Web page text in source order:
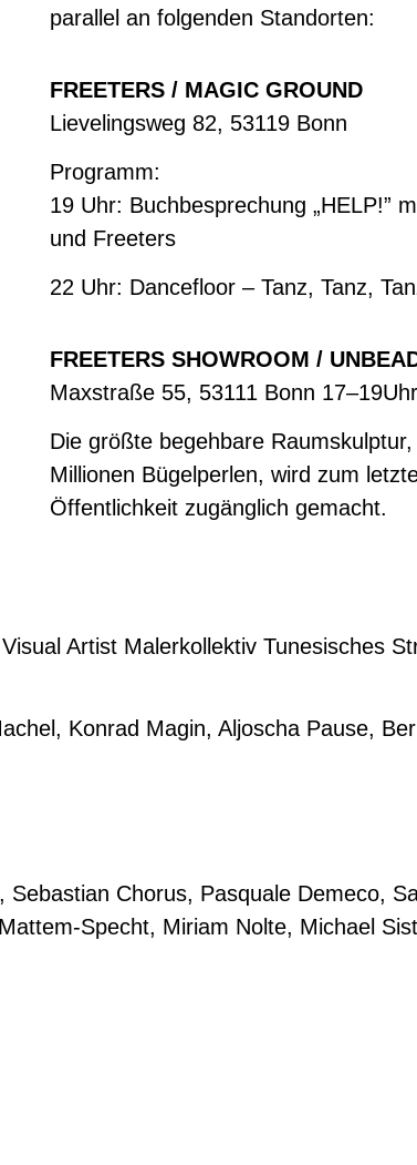
parallel an folgenden Standorten:
FREETERS / MAGIC GROUND
Lievelingsweg 82, 53119 Bonn
Programm:
19 Uhr: Buchbesprechung „HELP!”
und Freeters
22 Uhr: Dancefloor – Tanz, Tanz,
FREETERS SHOWROOM /
Maxstraße 55, 53111 Bonn 17–19Uhr
Die größte begehbare
Millionen Bügelperlen, wird zum
Öffentlichkeit zugänglich gemacht.
Artist Malerkollektiv Tunesisches
Konrad Magin, Aljoscha Pause,
Chorus, Pasquale Demeco,
Specht, Miriam Nolte, Michael